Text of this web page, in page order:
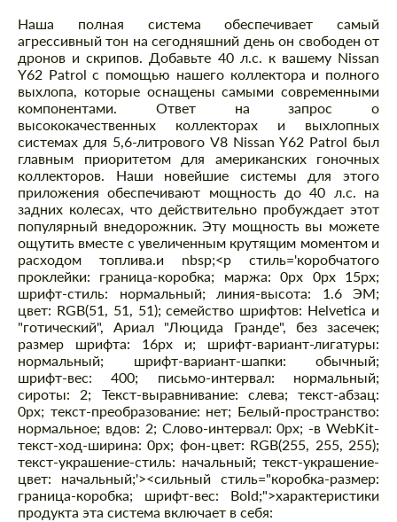
Описание
Наша полная система обеспечивает самый
агрессивный тон на сегодняшний день он свободен от
дронов и скрипов. Добавьте 40 л.с. к вашему Nissan
Y62 Patrol с помощью нашего коллектора и полного
выхлопа, которые оснащены самыми современными
компонентами. Ответ на запрос о
высококачественных коллекторах и выхлопных
системах для 5,6-литрового V8 Nissan Y62 Patrol был
главным приоритетом для американских гоночных
коллекторов. Наши новейшие системы для этого
приложения обеспечивают мощность до 40 л.с. на
задних колесах, что действительно пробуждает этот
популярный внедорожник. Эту мощность вы можете
ощутить вместе с увеличенным крутящим моментом и
расходом топлива.и nbsp;<р стиль='коробчатого
проклейки: граница-коробка; маржа: 0px 0px 15px;
шрифт-стиль: нормальный; линия-высота: 1.6 ЭМ;
цвет: RGB(51, 51, 51); семейство шрифтов: Helvetica и
"готический", Ариал "Люцида Гранде", без засечек;
размер шрифта: 16px и; шрифт-вариант-лигатуры:
нормальный; шрифт-вариант-шапки: обычный;
шрифт-вес: 400; письмо-интервал: нормальный;
сироты: 2; Текст-выравнивание: слева; текст-абзац:
0px; текст-преобразование: нет; Белый-пространство:
нормальное; вдов: 2; Слово-интервал: 0px; -в WebKit-
текст-ход-ширина: 0px; фон-цвет: RGB(255, 255, 255);
текст-украшение-стиль: начальный; текст-украшение-
цвет: начальный;'><сильный стиль="коробка-размер:
граница-коробка; шрифт-вес: Bold;">характеристики
продукта эта система включает в себя: